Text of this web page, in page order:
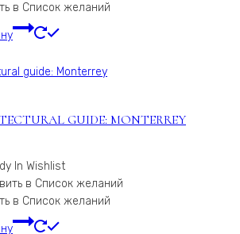
в Список желаний
GUIDE: MONTERREY
в Список желаний